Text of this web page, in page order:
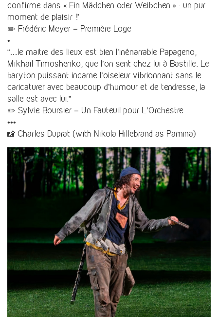
confirme dans « Ein Mädchen oder Weibchen » : un pur
moment de plaisir !”
✏️ Frédéric Meyer – Première Loge
•
“…le maitre des lieux est bien l’inénarrable Papageno,
Mikhail Timoshenko, que l’on sent chez lui à Bastille. Le
baryton puissant incarne l’oiseleur vibrionnant sans le
caricaturer avec beaucoup d’humour et de tendresse, la
salle est avec lui.”
✏️ Sylvie Boursier – Un Fauteuil pour L’Orchestre
•••
📸 Charles Duprat (with Nikola Hillebrand as Pamina)